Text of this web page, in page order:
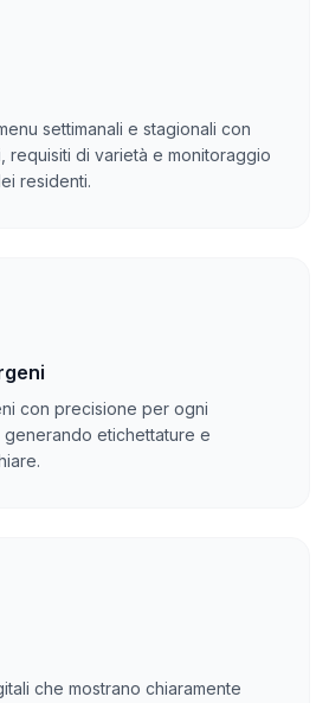
settimanali e stagionali con
requisiti di varietà e monitoraggio
residenti.
con precisione per ogni
etichettature e
che mostrano chiaramente